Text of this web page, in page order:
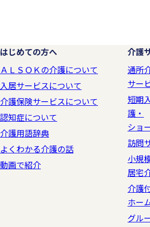
2.
す
個人
リティ
3.
個人
はじめての方へ
ＡＬＳＯＫの介護について
入居サービスについて
介護保険サービスについて
認知症について
介護用語辞典
よくわかる介護の話
動画で紹介
介護
通所
サー
短期
護・
ショ
訪問
小規
居宅
介護
ホー
グル